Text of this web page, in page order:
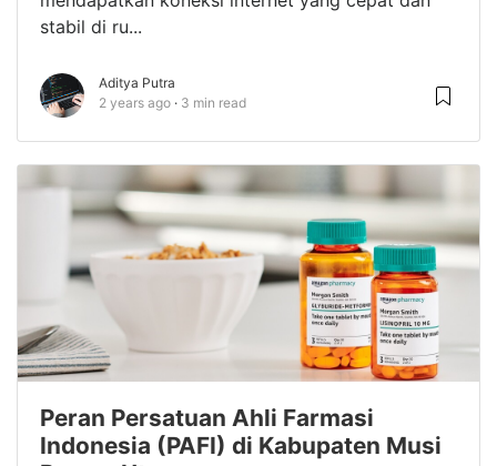
stabil di ru...
Aditya Putra
2 years ago
3 min read
Peran Persatuan Ahli Farmasi
Indonesia (PAFI) di Kabupaten Musi